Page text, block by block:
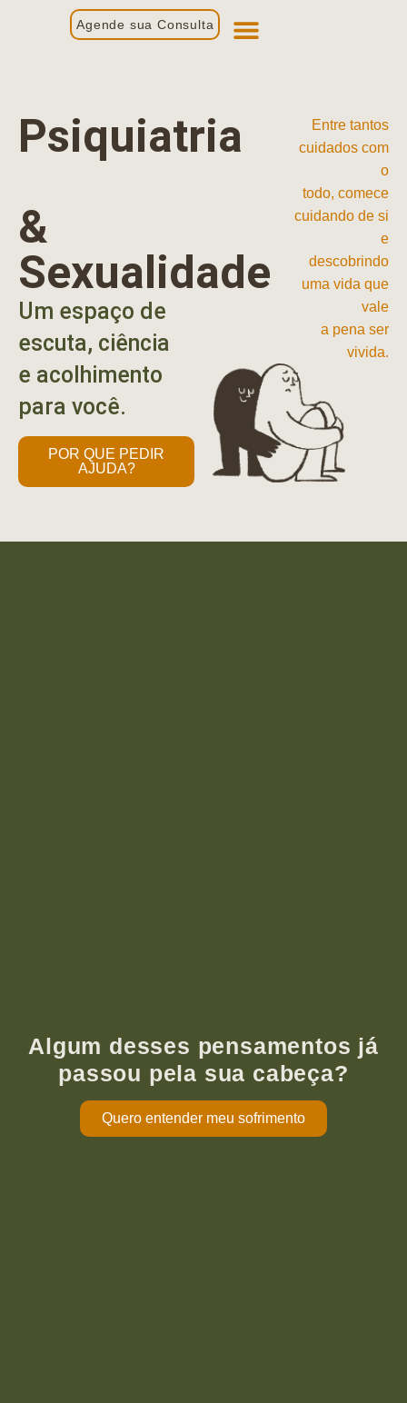
Agende sua Consulta
Psiquiatria
&
Sexualidade
Um espaço de
escuta, ciência
e acolhimento
para você.
POR QUE PEDIR
AJUDA?
Entre tantos
cuidados com
o
todo, comece
cuidando de si
e
descobrindo
uma vida que
vale
a pena ser
vivida.
Algum desses pensamentos já
passou pela sua cabeça?
Quero entender meu sofrimento